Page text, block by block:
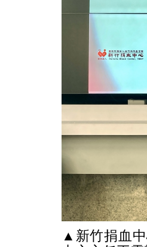
▲新竹捐血